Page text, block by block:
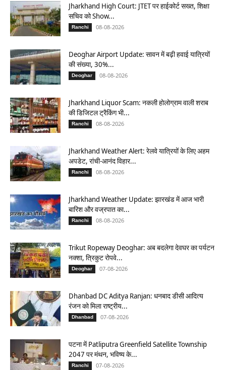
Jharkhand High Court: JTET पर हाईकोर्ट सख्त, शिक्षा
सचिव को Show...
Ranchi 08-08-2026
Deoghar Airport Update: सावन में बढ़ी हवाई यात्रियों
की संख्या, 30%...
Deoghar 08-08-2026
Jharkhand Liquor Scam: नकली होलोग्राम वाली शराब
की डिजिटल ट्रैकिंग भी...
Ranchi 08-08-2026
Jharkhand Weather Alert: रेलवे यात्रियों के लिए अहम
अपडेट, रांची-आनंद विहार...
Ranchi 08-08-2026
Jharkhand Weather Update: झारखंड में आज भारी
बारिश और वज्रपात का...
Ranchi 08-08-2026
Trikut Ropeway Deoghar: अब बदलेगा देवघर का पर्यटन
नक्शा, त्रिकुट रोपवे...
Deoghar 07-08-2026
Dhanbad DC Aditya Ranjan: धनबाद डीसी आदित्य
रंजन को मिला राष्ट्रीय...
Dhanbad 07-08-2026
पटना में Patliputra Greenfield Satellite Township
2047 पर मंथन, भविष्य के...
Ranchi 07-08-2026